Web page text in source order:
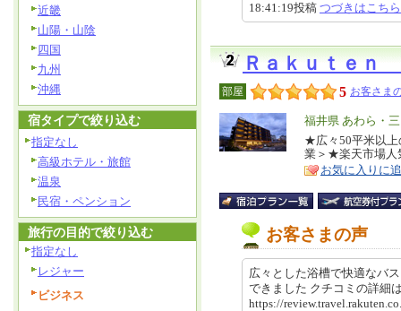
18:41:19投稿 つづきはこちら
Ｒａｋｕｔｅｎ
部屋 5 お客さま
エ
リ
ア
福井県 あわら・
特
徴
★広々50平米以上
業＞★楽天市場人
お気に入りに
お客さまの声
広々とした浴槽で快適なバ
できました クチコミの詳
https://
近畿
山陽・山陰
四国
九州
沖縄
宿タイプで絞り込む
指定なし
高級ホテル・旅館
温泉
民宿・ペンション
旅行の目的で絞り込む
指定なし
レジャー
ビジネス